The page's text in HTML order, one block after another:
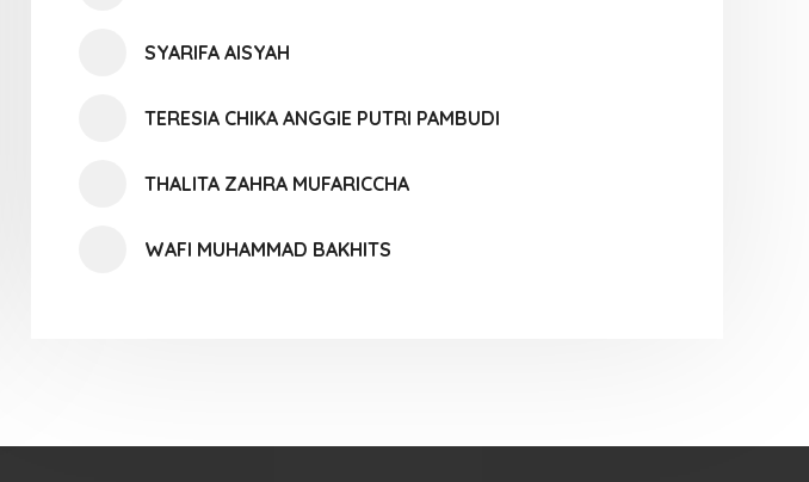
SYARIFA AISYAH
TERESIA CHIKA ANGGIE PUTRI PAMBUDI
THALITA ZAHRA MUFARICCHA
WAFI MUHAMMAD BAKHITS